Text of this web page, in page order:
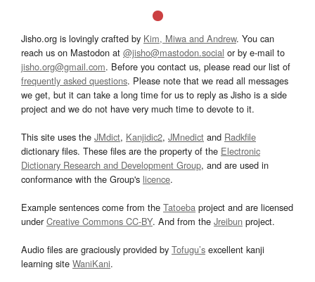
Jisho.org is lovingly crafted by Kim, Miwa and Andrew. You can
reach us on Mastodon at @jisho@mastodon.social or by e-mail to
jisho.org@gmail.com. Before you contact us, please read our list of
frequently asked questions. Please note that we read all messages
we get, but it can take a long time for us to reply as Jisho is a side
project and we do not have very much time to devote to it.
This site uses the JMdict, Kanjidic2, JMnedict and Radkfile
dictionary files. These files are the property of the Electronic
Dictionary Research and Development Group, and are used in
conformance with the Group's licence.
Example sentences come from the Tatoeba project and are licensed
underCreative Commons CC-BY. And from the Jreibun project.
Audio files are graciously provided by Tofugu’s excellent kanji
learning site WaniKani.